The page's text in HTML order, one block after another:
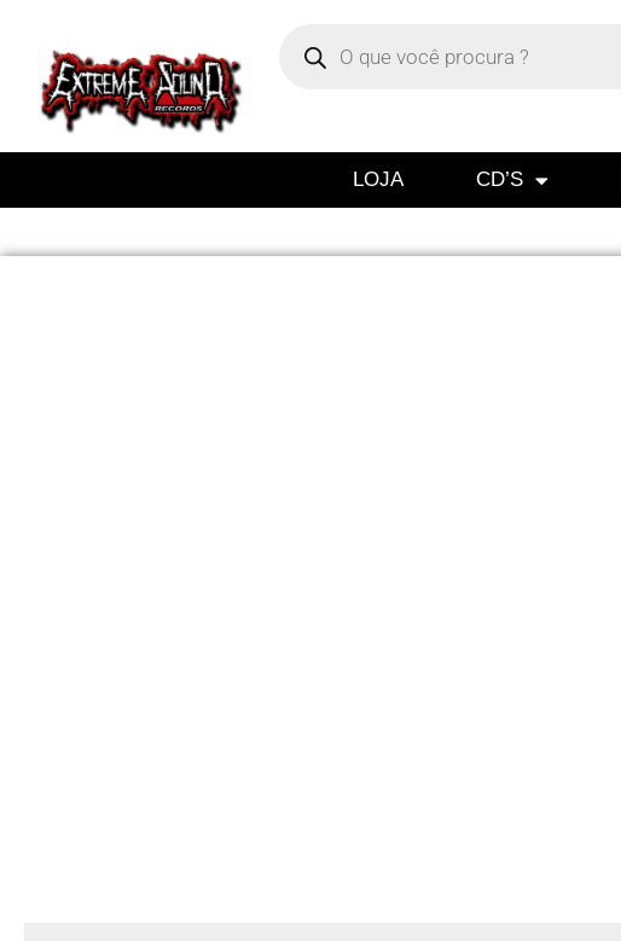
LOJA CD’S